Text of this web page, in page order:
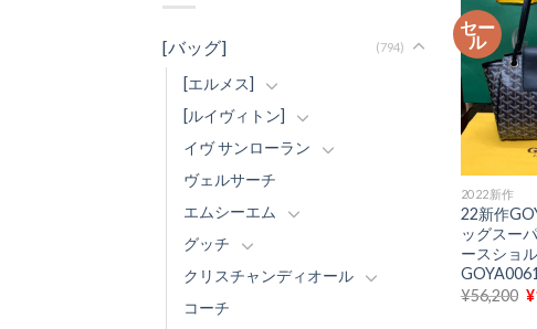
[バッグ] (794)
[エルメス]
[ルイヴィトン]
イヴ サンローラン
ヴェルサーチ
エムシーエム
グッチ
クリスチャンディオール
コーチ
セー
ル
2022新作
22新作
ッグスー
ースショ
GOYA0061
¥56,200 ¥